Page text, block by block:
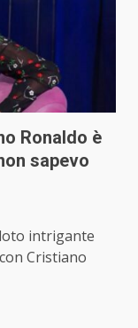
Ronaldo è
sapevo
intrigante
Cristiano